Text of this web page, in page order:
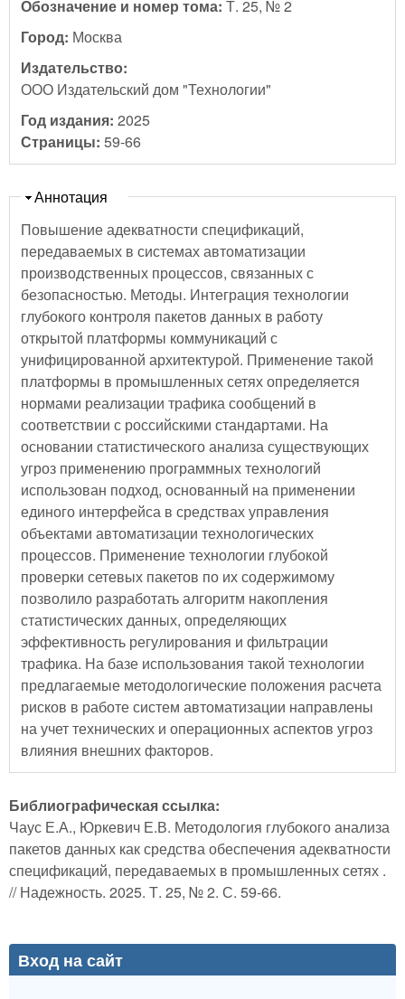
Обозначение и номер тома: Т. 25, № 2
Город: Москва
Издательство:
ООО Издательский дом "Технологии"
Год издания: 2025
Страницы: 59-66
Скрыть
Аннотация
Повышение адекватности спецификаций,
передаваемых в системах автоматизации
производственных процессов, связанных с
безопасностью. Методы. Интеграция технологии
глубокого контроля пакетов данных в работу
открытой платформы коммуникаций с
унифицированной архитектурой. Применение такой
платформы в промышленных сетях определяется
нормами реализации трафика сообщений в
соответствии с российскими стандартами. На
основании статистического анализа существующих
угроз применению программных технологий
использован подход, основанный на применении
единого интерфейса в средствах управления
объектами автоматизации технологических
процессов. Применение технологии глубокой
проверки сетевых пакетов по их содержимому
позволило разработать алгоритм накопления
статистических данных, определяющих
эффективность регулирования и фильтрации
трафика. На базе использования такой технологии
предлагаемые методологические положения расчета
рисков в работе систем автоматизации направлены
на учет технических и операционных аспектов угроз
влияния внешних факторов.
Библиографическая ссылка:
Чаус Е.А., Юркевич Е.В. Методология глубокого анализа
пакетов данных как средства обеспечения адекватности
спецификаций, передаваемых в промышленных сетях .
// Надежность. 2025. Т. 25, № 2. С. 59-66.
Вход на сайт